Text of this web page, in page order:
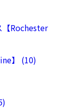
【Rochester
】 (10)